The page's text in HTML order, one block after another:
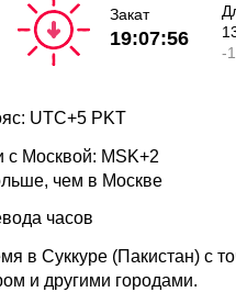
Закат
19:07:56
-
UTC+5 PKT
с Москвой: MSK+2
чем в Москве
часов
в Суккуре (Пакистан) с
и другими городами.